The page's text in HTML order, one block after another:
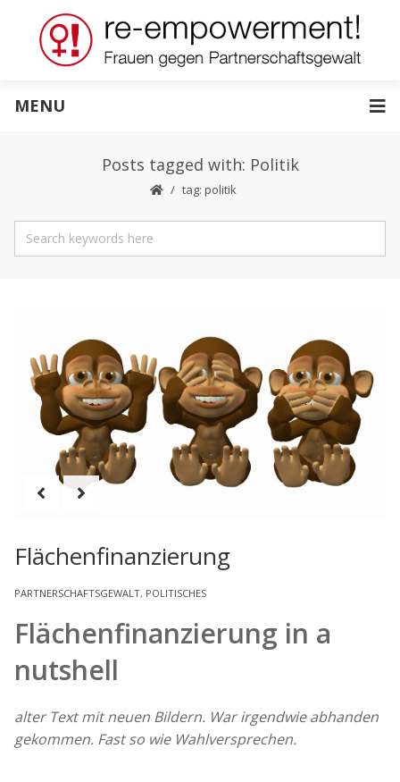
MENU
Posts tagged with: Politik
tag: politik
PARTNERSCHAFTSGEWALT, POLITISCHES
Flächenfinanzierung
Flächenfinanzierung in a
nutshell
alter Text mit neuen Bildern. War irgendwie abhanden
gekommen. Fast so wie Wahlversprechen.